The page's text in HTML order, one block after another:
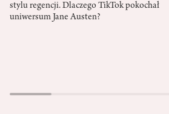
stylu regencji. Dlaczego TikTok pokochał
uniwersum Jane Austen?